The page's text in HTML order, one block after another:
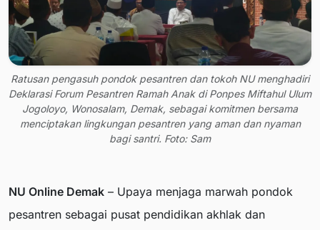
Ratusan pengasuh pondok pesantren dan tokoh NU menghadiri
Deklarasi Forum Pesantren Ramah Anak di Ponpes Miftahul Ulum
Jogoloyo, Wonosalam, Demak, sebagai komitmen bersama
menciptakan lingkungan pesantren yang aman dan nyaman
bagi santri. Foto: Sam
NU Online Demak – Upaya menjaga marwah pondok
pesantren sebagai pusat pendidikan akhlak dan